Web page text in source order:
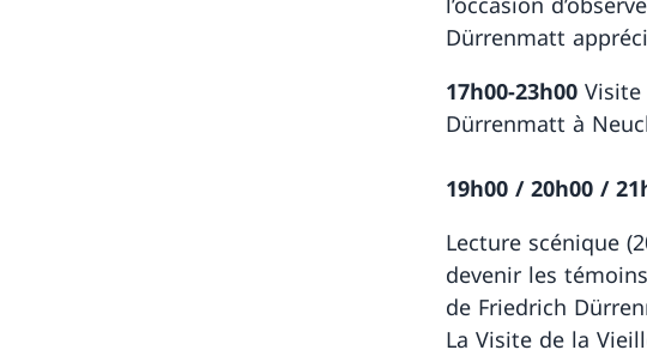
Dürrenmatt
17h00-23h00
Dürrenmatt à
19h00 / 20h00 /
Lecture scénique
devenir les
de Friedrich
La Visite de la